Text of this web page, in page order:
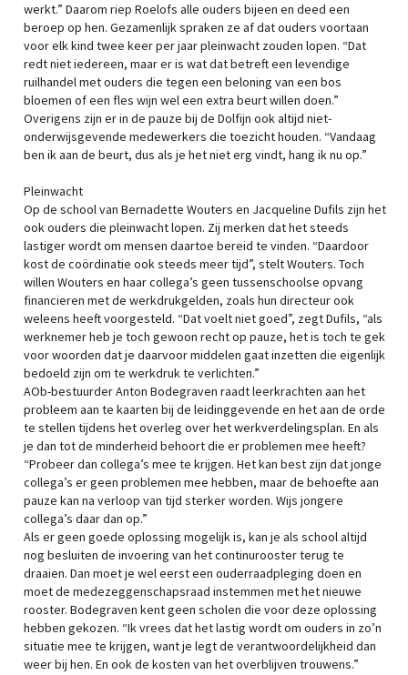
werkt.” Daarom riep Roelofs alle ouders bijeen en deed een
beroep op hen. Gezamenlijk spraken ze af dat ouders voortaan
voor elk kind twee keer per jaar pleinwacht zouden lopen. “Dat
redt niet iedereen, maar er is wat dat betreft een levendige
ruilhandel met ouders die tegen een beloning van een bos
bloemen of een fles wijn wel een extra beurt willen doen.”
Overigens zijn er in de pauze bij de Dolfijn ook altijd niet-
onderwijsgevende medewerkers die toezicht houden. “Vandaag
ben ik aan de beurt, dus als je het niet erg vindt, hang ik nu op.”
Pleinwacht
Op de school van Bernadette Wouters en Jacqueline Dufils zijn het
ook ouders die pleinwacht lopen. Zij merken dat het steeds
lastiger wordt om mensen daartoe bereid te vinden. “Daardoor
kost de coördinatie ook steeds meer tijd”, stelt Wouters. Toch
willen Wouters en haar collega’s geen tussenschoolse opvang
financieren met de werkdrukgelden, zoals hun directeur ook
weleens heeft voorgesteld. “Dat voelt niet goed”, zegt Dufils, “als
werknemer heb je toch gewoon recht op pauze, het is toch te gek
voor woorden dat je daarvoor middelen gaat inzetten die eigenlijk
bedoeld zijn om te werkdruk te verlichten.”
AOb-bestuurder Anton Bodegraven raadt leerkrachten aan het
probleem aan te kaarten bij de leidinggevende en het aan de orde
te stellen tijdens het overleg over het werkverdelingsplan. En als
je dan tot de minderheid behoort die er problemen mee heeft?
“Probeer dan collega’s mee te krijgen. Het kan best zijn dat jonge
collega’s er geen problemen mee hebben, maar de behoefte aan
pauze kan na verloop van tijd sterker worden. Wijs jongere
collega’s daar dan op.”
Als er geen goede oplossing mogelijk is, kan je als school altijd
nog besluiten de invoering van het continurooster terug te
draaien. Dan moet je wel eerst een ouderraadpleging doen en
moet de medezeggenschapsraad instemmen met het nieuwe
rooster. Bodegraven kent geen scholen die voor deze oplossing
hebben gekozen. “Ik vrees dat het lastig wordt om ouders in zo’n
situatie mee te krijgen, want je legt de verantwoordelijkheid dan
weer bij hen. En ook de kosten van het overblijven trouwens.”